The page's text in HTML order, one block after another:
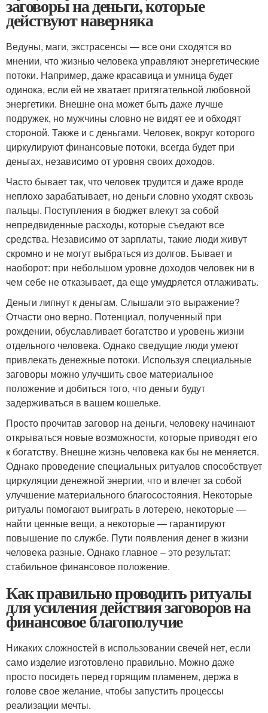
заговоры на деньги, которые
действуют наверняка
Ведуны, маги, экстрасенсы — все они сходятся во
мнении, что жизнью человека управляют энергетические
потоки. Например, даже красавица и умница будет
одинока, если ей не хватает притягательной любовной
энергетики. Внешне она может быть даже лучше
подружек, но мужчины словно не видят ее и обходят
стороной. Также и с деньгами. Человек, вокруг которого
циркулируют финансовые потоки, всегда будет при
деньгах, независимо от уровня своих доходов.
Часто бывает так, что человек трудится и даже вроде
неплохо зарабатывает, но деньги словно уходят сквозь
пальцы. Поступления в бюджет влекут за собой
непредвиденные расходы, которые съедают все
средства. Независимо от зарплаты, такие люди живут
скромно и не могут выбраться из долгов. Бывает и
наоборот: при небольшом уровне доходов человек ни в
чем себе не отказывает, да еще умудряется отлаживать.
Деньги липнут к деньгам. Слышали это выражение?
Отчасти оно верно. Потенциал, полученный при
рождении, обуславливает богатство и уровень жизни
отдельного человека. Однако сведущие люди умеют
привлекать денежные потоки. Используя специальные
заговоры можно улучшить свое материальное
положение и добиться того, что деньги будут
задерживаться в вашем кошельке.
Просто прочитав заговор на деньги, человеку начинают
открываться новые возможности, которые приводят его
к богатству. Внешне жизнь человека как бы не меняется.
Однако проведение специальных ритуалов способствует
циркуляции денежной энергии, что и влечет за собой
улучшение материального благосостояния. Некоторые
ритуалы помогают выиграть в лотерею, некоторые —
найти ценные вещи, а некоторые — гарантируют
повышение по службе. Пути появления денег в жизни
человека разные. Однако главное – это результат:
стабильное финансовое положение.
Как правильно проводить ритуалы
для усиления действия заговоров на
финансовое благополучие
Никаких сложностей в использовании свечей нет, если
само изделие изготовлено правильно. Можно даже
просто посидеть перед горящим пламенем, держа в
голове свое желание, чтобы запустить процессы
реализации мечты.